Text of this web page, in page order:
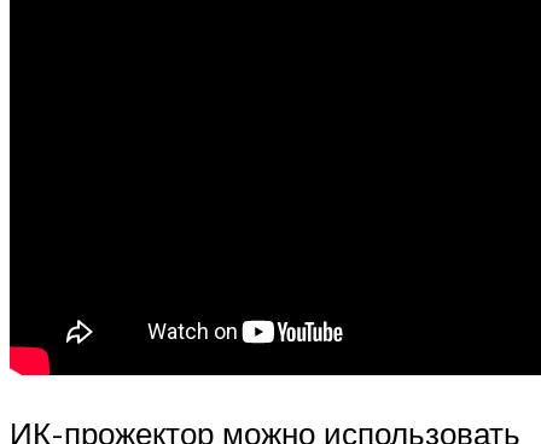
ИК-прожектор можно использовать